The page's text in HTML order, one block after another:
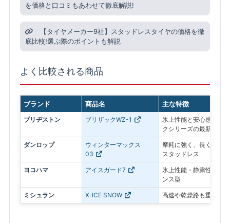
を価格と口コミもあわせて徹底解説!
【タイヤメーカー9社】スタッドレスタイヤの価格を徹
底比較!選ぶ際のポイントも解説
よく比較される商品
ブランド 商品名 主な特徴
ブリヂストン ブリザックWZ-1
氷上性能と安心感を最
クシリーズの最新モデル
ダンロップ
ウィンターマックス
03
摩耗に強く、長く使い
スタッドレス
ヨコハマ アイスガード7
氷上性能・静粛性・ロ
ンス型
ミシュラン X-ICE SNOW 高速や乾燥路も重視し